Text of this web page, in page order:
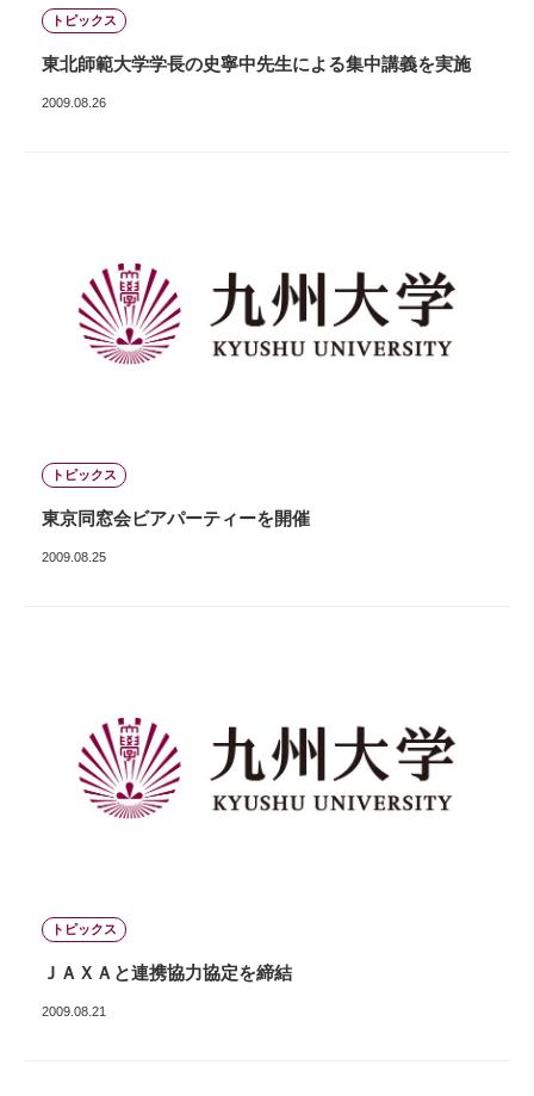
トピックス
東北師範大学学長の史寧中先生による集中講義を実施
2009.08.26
トピックス
東京同窓会ビアパーティーを開催
2009.08.25
トピックス
ＪＡＸＡと連携協力協定を締結
2009.08.21